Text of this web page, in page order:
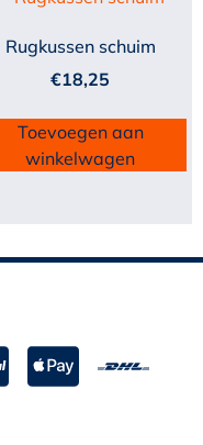
Rugkussen schuim
€18,25
Toevoegen aan
winkelwagen